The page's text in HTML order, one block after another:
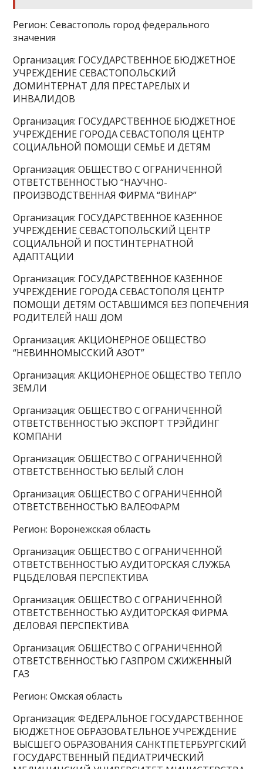
Регион: Севастополь город федерального
значения
Организация: ГОСУДАРСТВЕННОЕ БЮДЖЕТНОЕ
УЧРЕЖДЕНИЕ СЕВАСТОПОЛЬСКИЙ
ДОМИНТЕРНАТ ДЛЯ ПРЕСТАРЕЛЫХ И
ИНВАЛИДОВ
Организация: ГОСУДАРСТВЕННОЕ БЮДЖЕТНОЕ
УЧРЕЖДЕНИЕ ГОРОДА СЕВАСТОПОЛЯ ЦЕНТР
СОЦИАЛЬНОЙ ПОМОЩИ СЕМЬЕ И ДЕТЯМ
Организация: ОБЩЕСТВО С ОГРАНИЧЕННОЙ
ОТВЕТСТВЕННОСТЬЮ “НАУЧНО-
ПРОИЗВОДСТВЕННАЯ ФИРМА “ВИНАР”
Организация: ГОСУДАРСТВЕННОЕ КАЗЕННОЕ
УЧРЕЖДЕНИЕ СЕВАСТОПОЛЬСКИЙ ЦЕНТР
СОЦИАЛЬНОЙ И ПОСТИНТЕРНАТНОЙ
АДАПТАЦИИ
Организация: ГОСУДАРСТВЕННОЕ КАЗЕННОЕ
УЧРЕЖДЕНИЕ ГОРОДА СЕВАСТОПОЛЯ ЦЕНТР
ПОМОЩИ ДЕТЯМ ОСТАВШИМСЯ БЕЗ ПОПЕЧЕНИЯ
РОДИТЕЛЕЙ НАШ ДОМ
Организация: АКЦИОНЕРНОЕ ОБЩЕСТВО
“НЕВИННОМЫССКИЙ АЗОТ”
Организация: АКЦИОНЕРНОЕ ОБЩЕСТВО ТЕПЛО
ЗЕМЛИ
Организация: ОБЩЕСТВО С ОГРАНИЧЕННОЙ
ОТВЕТСТВЕННОСТЬЮ ЭКСПОРТ ТРЭЙДИНГ
КОМПАНИ
Организация: ОБЩЕСТВО С ОГРАНИЧЕННОЙ
ОТВЕТСТВЕННОСТЬЮ БЕЛЫЙ СЛОН
Организация: ОБЩЕСТВО С ОГРАНИЧЕННОЙ
ОТВЕТСТВЕННОСТЬЮ ВАЛЕОФАРМ
Регион: Воронежская область
Организация: ОБЩЕСТВО С ОГРАНИЧЕННОЙ
ОТВЕТСТВЕННОСТЬЮ АУДИТОРСКАЯ СЛУЖБА
РЦБДЕЛОВАЯ ПЕРСПЕКТИВА
Организация: ОБЩЕСТВО С ОГРАНИЧЕННОЙ
ОТВЕТСТВЕННОСТЬЮ АУДИТОРСКАЯ ФИРМА
ДЕЛОВАЯ ПЕРСПЕКТИВА
Организация: ОБЩЕСТВО С ОГРАНИЧЕННОЙ
ОТВЕТСТВЕННОСТЬЮ ГАЗПРОМ СЖИЖЕННЫЙ
ГАЗ
Регион: Омская область
Организация: ФЕДЕРАЛЬНОЕ ГОСУДАРСТВЕННОЕ
БЮДЖЕТНОЕ ОБРАЗОВАТЕЛЬНОЕ УЧРЕЖДЕНИЕ
ВЫСШЕГО ОБРАЗОВАНИЯ САНКТПЕТЕРБУРГСКИЙ
ГОСУДАРСТВЕННЫЙ ПЕДИАТРИЧЕСКИЙ